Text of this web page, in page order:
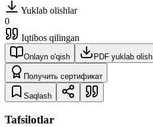
Yuklab olishlar
0
Iqtibos qilingan
Onlayn o'qish PDF yuklab olish
Получить сертификат
Saqlash
Tafsilotlar